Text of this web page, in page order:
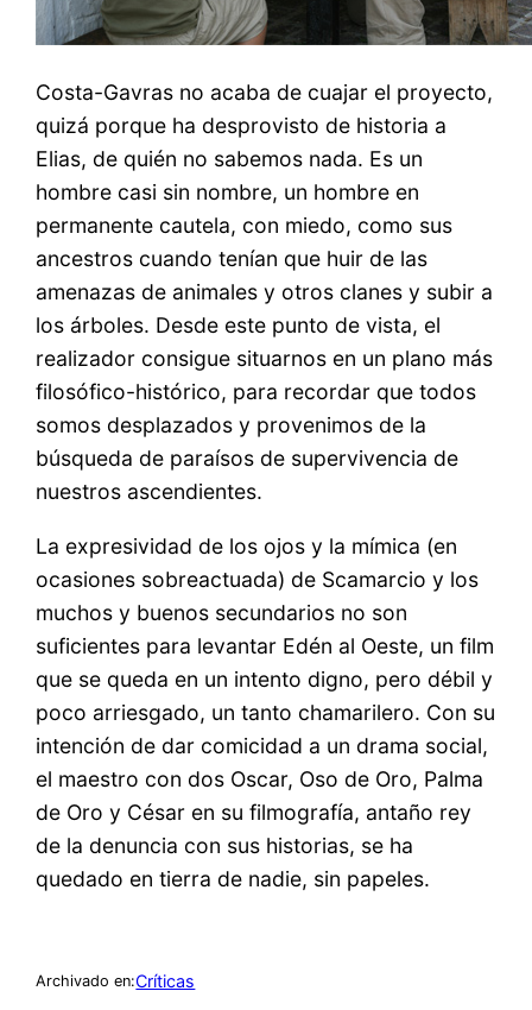
Costa-Gavras no acaba de cuajar el proyecto,
quizá porque ha desprovisto de historia a
Elias, de quién no sabemos nada. Es un
hombre casi sin nombre, un hombre en
permanente cautela, con miedo, como sus
ancestros cuando tenían que huir de las
amenazas de animales y otros clanes y subir a
los árboles. Desde este punto de vista, el
realizador consigue situarnos en un plano más
filosófico-histórico, para recordar que todos
somos desplazados y provenimos de la
búsqueda de paraísos de supervivencia de
nuestros ascendientes.
La expresividad de los ojos y la mímica (en
ocasiones sobreactuada) de Scamarcio y los
muchos y buenos secundarios no son
suficientes para levantar Edén al Oeste, un film
que se queda en un intento digno, pero débil y
poco arriesgado, un tanto chamarilero. Con su
intención de dar comicidad a un drama social,
el maestro con dos Oscar, Oso de Oro, Palma
de Oro y César en su filmografía, antaño rey
de la denuncia con sus historias, se ha
quedado en tierra de nadie, sin papeles.
Archivado en:Críticas